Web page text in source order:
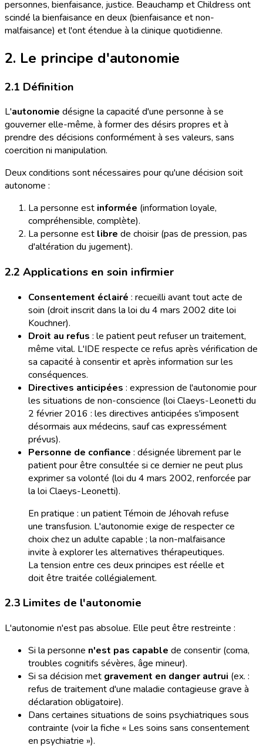
personnes, bienfaisance, justice. Beauchamp et Childress ont
scindé la bienfaisance en deux (bienfaisance et non-
malfaisance) et l'ont étendue à la clinique quotidienne.
2. Le principe d'autonomie
2.1 Définition
L'autonomie désigne la capacité d'une personne à se
gouverner elle-même, à former des désirs propres et à
prendre des décisions conformément à ses valeurs, sans
coercition ni manipulation.
Deux conditions sont nécessaires pour qu'une décision soit
autonome :
La personne est informée (information loyale,
compréhensible, complète).
La personne est libre de choisir (pas de pression, pas
d'altération du jugement).
2.2 Applications en soin infirmier
Consentement éclairé : recueilli avant tout acte de
soin (droit inscrit dans la loi du 4 mars 2002 dite loi
Kouchner).
Droit au refus : le patient peut refuser un traitement,
même vital. L'IDE respecte ce refus après vérification de
sa capacité à consentir et après information sur les
conséquences.
Directives anticipées : expression de l'autonomie pour
les situations de non-conscience (loi Claeys-Leonetti du
2 février 2016 : les directives anticipées s'imposent
désormais aux médecins, sauf cas expressément
prévus).
Personne de confiance : désignée librement par le
patient pour être consultée si ce dernier ne peut plus
exprimer sa volonté (loi du 4 mars 2002, renforcée par
la loi Claeys-Leonetti).
En pratique : un patient Témoin de Jéhovah refuse
une transfusion. L'autonomie exige de respecter ce
choix chez un adulte capable ; la non-malfaisance
invite à explorer les alternatives thérapeutiques.
La tension entre ces deux principes est réelle et
doit être traitée collégialement.
2.3 Limites de l'autonomie
L'autonomie n'est pas absolue. Elle peut être restreinte :
Si la personne n'est pas capable de consentir (coma,
troubles cognitifs sévères, âge mineur).
Si sa décision met gravement en danger autrui (ex. :
refus de traitement d'une maladie contagieuse grave à
déclaration obligatoire).
Dans certaines situations de soins psychiatriques sous
contrainte (voir la fiche « Les soins sans consentement
en psychiatrie »).